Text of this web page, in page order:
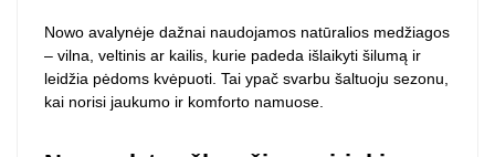
Nowo avalynėje dažnai naudojamos natūralios medžiagos
– vilna, veltinis ar kailis, kurie padeda išlaikyti šilumą ir
leidžia pėdoms kvėpuoti. Tai ypač svarbu šaltuoju sezonu,
kai norisi jaukumo ir komforto namuose.